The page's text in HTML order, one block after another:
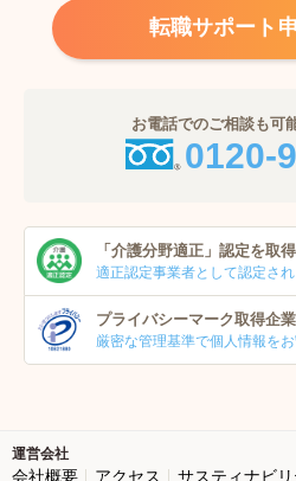
転職サポート
お電話でのご相談も可
0120-
「介護分野適正」 認定を取得
適正認定事業者として認定され
プライバシーマーク取得企業
厳密な管理基準で個人情報をお
運営会社
会社概要 アクセス サスティナビリ